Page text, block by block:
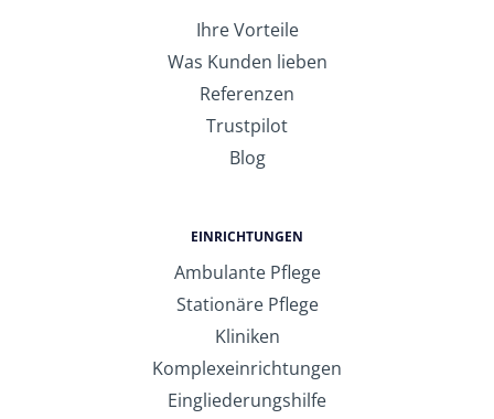
Ihre Vorteile
Was Kunden lieben
Referenzen
Trustpilot
Blog
EINRICHTUNGEN
Ambulante Pflege
Stationäre Pflege
Kliniken
Komplexeinrichtungen
Eingliederungshilfe